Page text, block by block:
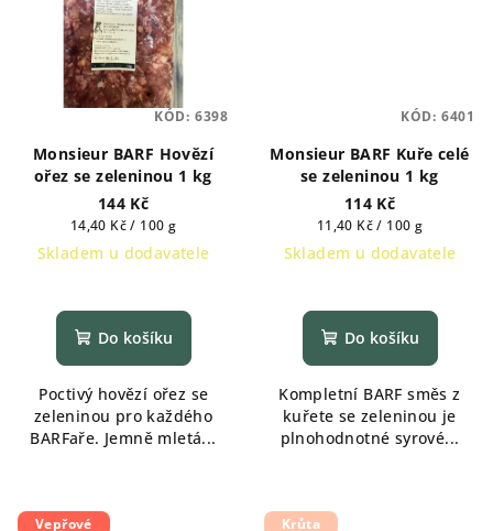
Monsieur BARF Hovězí
ořez se zeleninou 1 kg
144 Kč
Měrná
cena:
14,40 Kč / 100 g
Skladem u dodavatele
Do košíku
Poctivý hovězí ořez se
zeleninou pro každého
BARFaře. Jemně mletá...
KÓD: 6398
Monsieur BARF Kuře celé
se zeleninou 1 kg
114 Kč
Měrná
cena:
11,40 Kč / 100 g
Skladem u dodavatele
Do košíku
Kompletní BARF směs z
kuřete se zeleninou je
plnohodnotné syrové...
KÓD: 6401
Vepřové Krůta